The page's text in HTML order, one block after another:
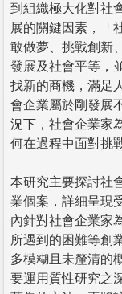
到組織極大化對社
展的關鍵因素，「
敢做夢、挑戰創新
發展及社會平等，
找新的商機，滿足
會企業屬於剛發展
況下，社會企業家
何在過程中面對挑
本研究主要探討社
業個案，詳細呈現
內針對社會企業家
所遇到的困難等創
多模糊且未釐清的
要運用質性研究之